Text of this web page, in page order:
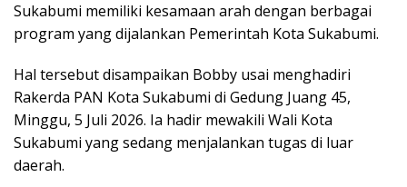
Sukabumi memiliki kesamaan arah dengan berbagai
program yang dijalankan Pemerintah Kota Sukabumi.
Hal tersebut disampaikan Bobby usai menghadiri
Rakerda PAN Kota Sukabumi di Gedung Juang 45,
Minggu, 5 Juli 2026. Ia hadir mewakili Wali Kota
Sukabumi yang sedang menjalankan tugas di luar
daerah.